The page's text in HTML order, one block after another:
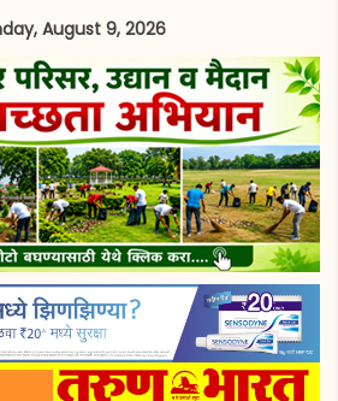
August 9, 2026